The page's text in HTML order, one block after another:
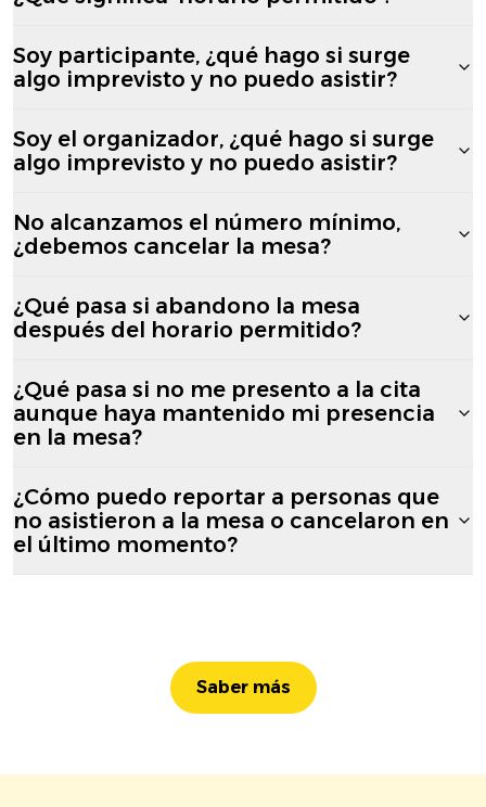
Soy participante, ¿qué hago si surge
algo imprevisto y no puedo asistir?
Soy el organizador, ¿qué hago si surge
algo imprevisto y no puedo asistir?
No alcanzamos el número mínimo,
¿debemos cancelar la mesa?
¿Qué pasa si abandono la mesa
después del horario permitido?
¿Qué pasa si no me presento a la cita
aunque haya mantenido mi presencia
en la mesa?
¿Cómo puedo reportar a personas que
no asistieron a la mesa o cancelaron en
el último momento?
Saber más